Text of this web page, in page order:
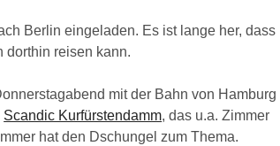
Berlin eingeladen. Es ist lange her, dass
dorthin reisen kann.
mit der Bahn von Hamburg
Scandic Kurfürstendamm, das u.a. Zimmer
hat den Dschungel zum Thema.